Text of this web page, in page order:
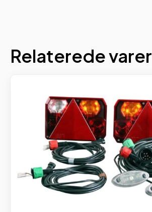
Relaterede varer